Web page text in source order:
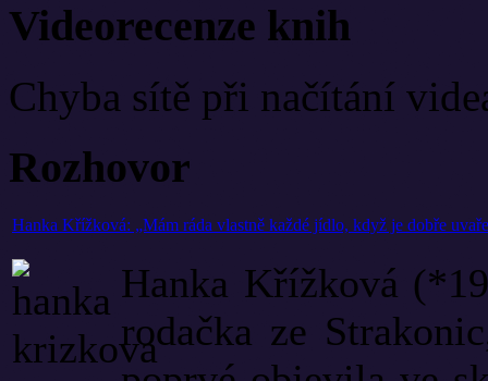
Videorecenze knih
Chyba sítě při načítání
Rozhovor
Hanka Křížková: „Mám ráda vlastně každé jídlo, když je dobře
Hanka Křížková
rodačka ze